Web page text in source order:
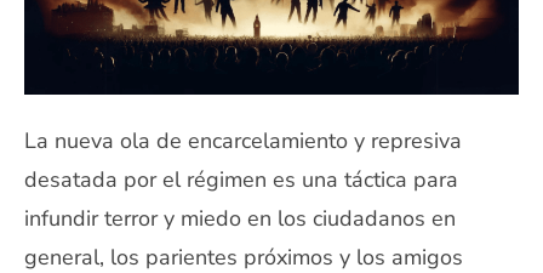
La nueva ola de encarcelamiento y represiva
desatada por el régimen es una táctica para
infundir terror y miedo en los ciudadanos en
general, los parientes próximos y los amigos